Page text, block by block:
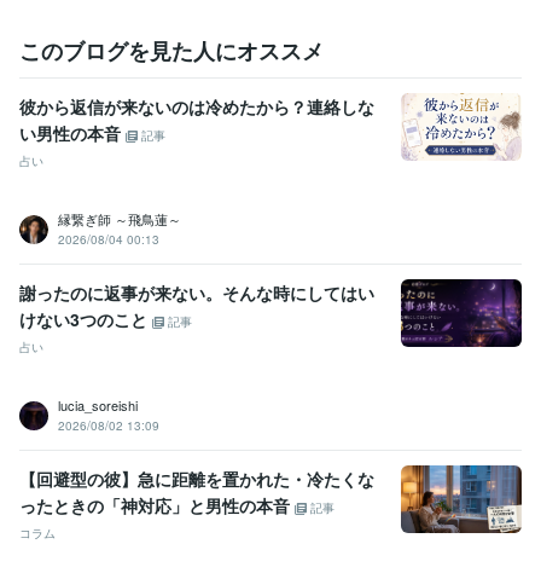
このブログを見た人にオススメ
彼から返信が来ないのは冷めたから？連絡しな
い男性の本音
記事
占い
縁繋ぎ師 ～飛鳥蓮～
2026/08/04 00:13
謝ったのに返事が来ない。そんな時にしてはい
けない3つのこと
記事
占い
lucia_soreishi
2026/08/02 13:09
【回避型の彼】急に距離を置かれた・冷たくな
ったときの「神対応」と男性の本音
記事
コラム